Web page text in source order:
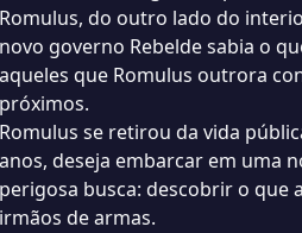
Romulus, do outro lado do
novo governo Rebelde sabia o
aqueles que Romulus outrora
próximos.
Romulus se retirou da vida
anos, deseja embarcar em uma
perigosa busca: descobrir o que
irmãos de armas.